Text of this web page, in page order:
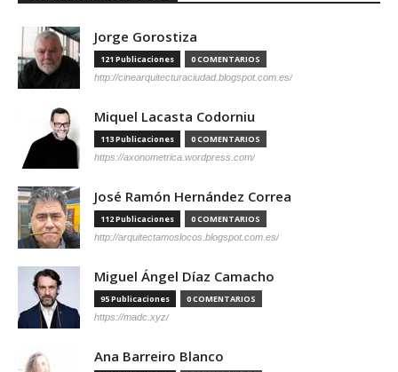
Jorge Gorostiza
121 Publicaciones 0 COMENTARIOS
http://cinearquitecturaciudad.blogspot.com.es/
Miquel Lacasta Codorniu
113 Publicaciones 0 COMENTARIOS
https://axonometrica.wordpress.com/
José Ramón Hernández Correa
112 Publicaciones 0 COMENTARIOS
http://arquitectamoslocos.blogspot.com.es/
Miguel Ángel Díaz Camacho
95 Publicaciones 0 COMENTARIOS
https://madc.xyz/
Ana Barreiro Blanco